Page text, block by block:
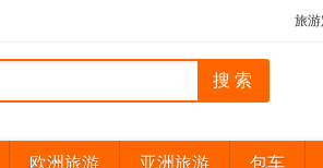
旅游
欧洲旅游 亚洲旅游 包车